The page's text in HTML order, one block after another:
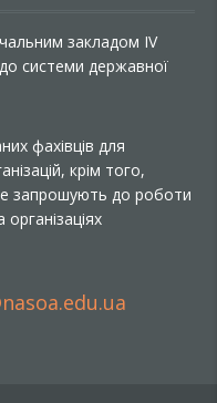
закладом IV
системи державної
фахівців для
крім того,
запрошують до роботи